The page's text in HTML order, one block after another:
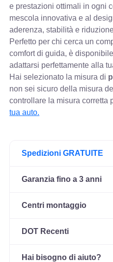
e prestazioni ottimali in ogni
mescola innovativa e al
aderenza, stabilità e
Perfetto per chi cerca un
comfort di guida, è
adattarsi perfettamente alla
Hai selezionato la misura di
non sei sicuro della misura
controllare la misura corretta
tua auto.
Spedizioni GRATUITE
Garanzia fino a 3 anni
Centri montaggio
DOT Recenti
Hai bisogno di aiuto?